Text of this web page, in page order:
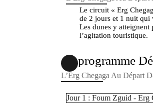
Le circuit « Erg
de 2 jours et 1 nuit qui
Les dunes y atteignent
l’agitation touristique.
programme
L’Erg Chegaga Au Départ
Jour 1 : Foum Zguid - Erg